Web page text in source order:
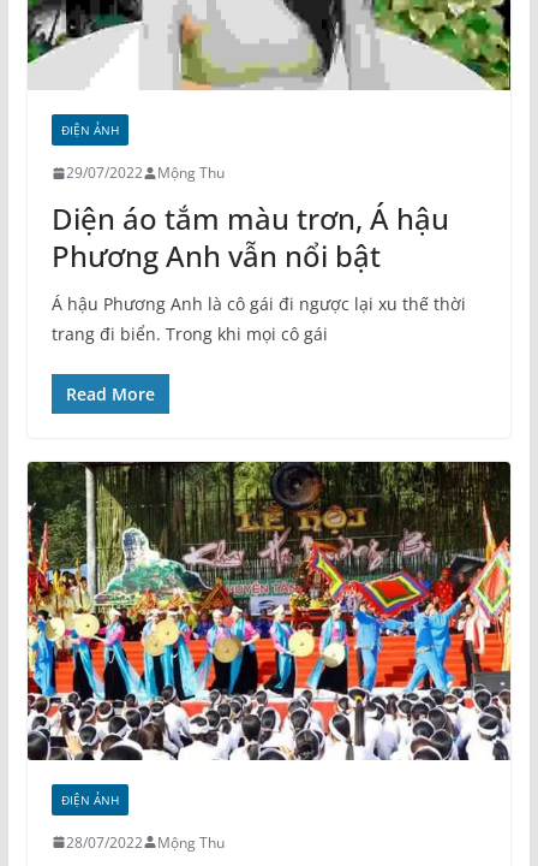
ĐIỆN ẢNH
29/07/2022 Mộng Thu
Diện áo tắm màu trơn, Á hậu
Phương Anh vẫn nổi bật
Á hậu Phương Anh là cô gái đi ngược lại xu thế thời
trang đi biển. Trong khi mọi cô gái
Read More
ĐIỆN ẢNH
28/07/2022 Mộng Thu